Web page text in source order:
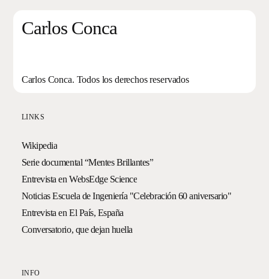
Carlos Conca
Carlos Conca. Todos los derechos reservados
LINKS
Wikipedia
Serie documental “Mentes Brillantes”
Entrevista en WebsEdge Science
Noticias Escuela de Ingeniería "Celebración 60 aniversario"
Entrevista en El País, España
Conversatorio, que dejan huella
INFO